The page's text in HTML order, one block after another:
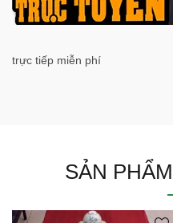
trực tiếp miễn phí
SẢN